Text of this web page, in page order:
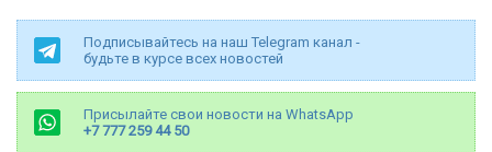
Подписывайтесь на наш Telegram канал -
будьте в курсе всех новостей
Присылайте свои новости на WhatsApp
+7 777 259 44 50